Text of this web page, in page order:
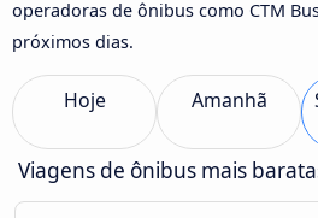
operadoras de ônibus como CTM
próximos dias.
Hoje Amanhã
Viagens de ônibus mais